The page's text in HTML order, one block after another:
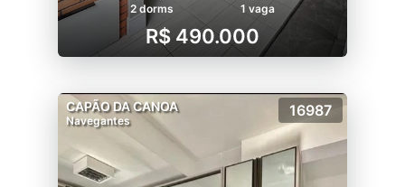
2 dorms 1 vaga
R$ 490.000
CAPÃO DA CANOA
Navegantes
16987